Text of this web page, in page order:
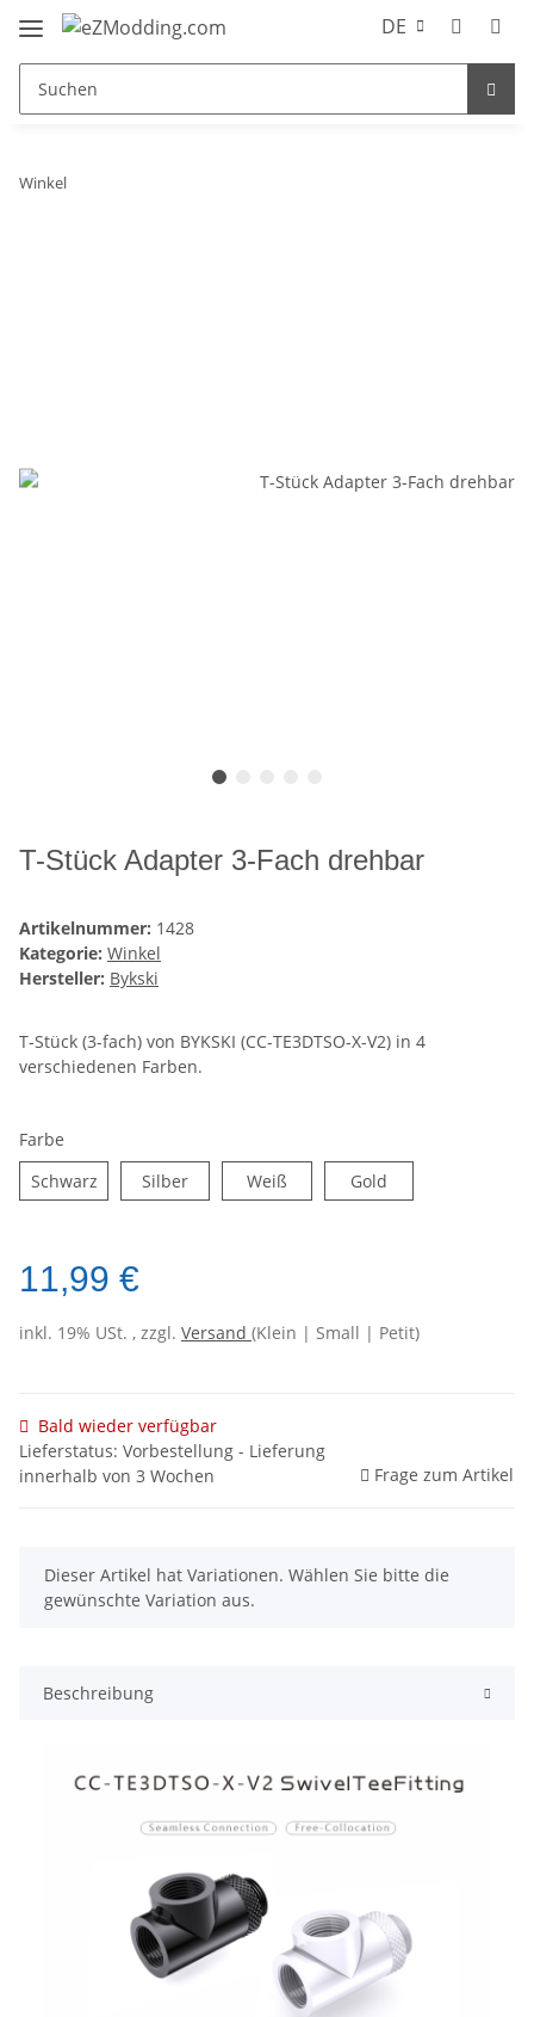
DE
Winkel
T-Stück Adapter 3-Fach drehbar
Artikelnummer: 1428
Kategorie: Winkel
Hersteller: Bykski
T-Stück (3-fach) von BYKSKI (CC-TE3DTSO-X-V2) in 4
verschiedenen Farben.
Farbe
Schwarz
Silber Weiß Gold
11,99 €
inkl. 19% USt. , zzgl. Versand (Klein | Small | Petit)
Bald wieder verfügbar
Lieferstatus: Vorbestellung - Lieferung
innerhalb von 3 Wochen
Frage zum Artikel
x
Dieser Artikel hat Variationen. Wählen Sie bitte die
gewünschte Variation aus.
Beschreibung